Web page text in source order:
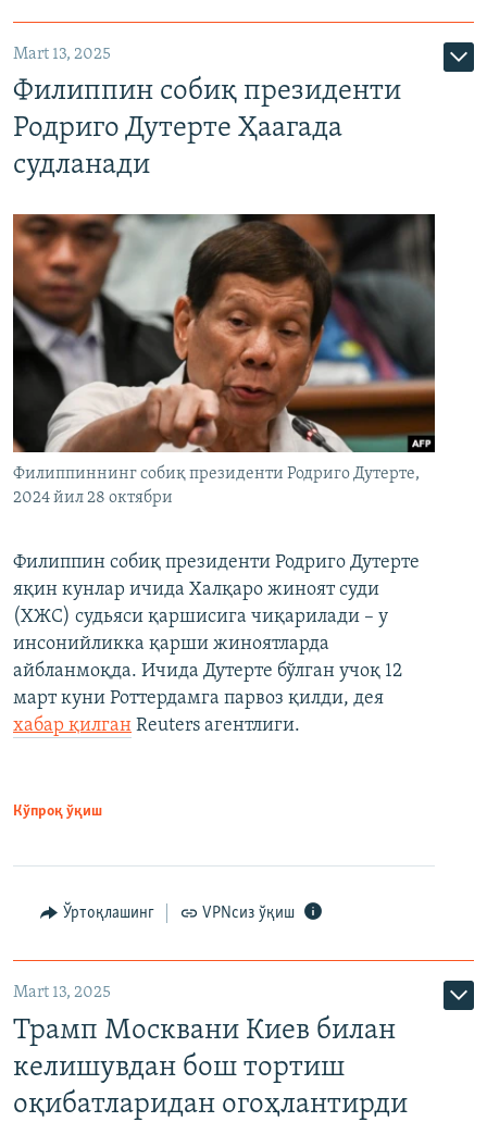
Mart 13, 2025
Филиппин собиқ президенти
Родриго Дутерте Ҳаагада
судланади
Филиппиннинг собиқ президенти Родриго Дутерте,
2024 йил 28 октябри
Филиппин собиқ президенти Родриго Дутерте
яқин кунлар ичида Халқаро жиноят суди
(ХЖС) судьяси қаршисига чиқарилади – у
инсонийликка қарши жиноятларда
айбланмоқда. Ичида Дутерте бўлган учоқ 12
март куни Роттердамга парвоз қилди, дея
хабар қилган Reuters агентлиги.
Кўпроқ ўқиш
Ўртоқлашинг VPNсиз ўқиш
Mart 13, 2025
Трамп Москвани Киев билан
келишувдан бош тортиш
оқибатларидан огоҳлантирди